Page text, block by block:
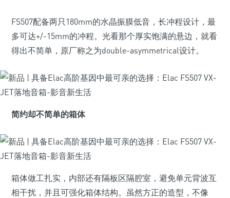
FS507配备两只180mm的水晶振膜低音，长冲程设计，最
多可达+/-15mm的冲程。光看那个厚实饱满的悬边，就看
得出不简单，原厂称之为double-asymmetrical设计。
简约却不简单的箱体
箱体做工扎实，内部还有隔板区隔腔室，避免单元背波互
相干扰，并且可强化箱体结构。虽然方正的造型，不像